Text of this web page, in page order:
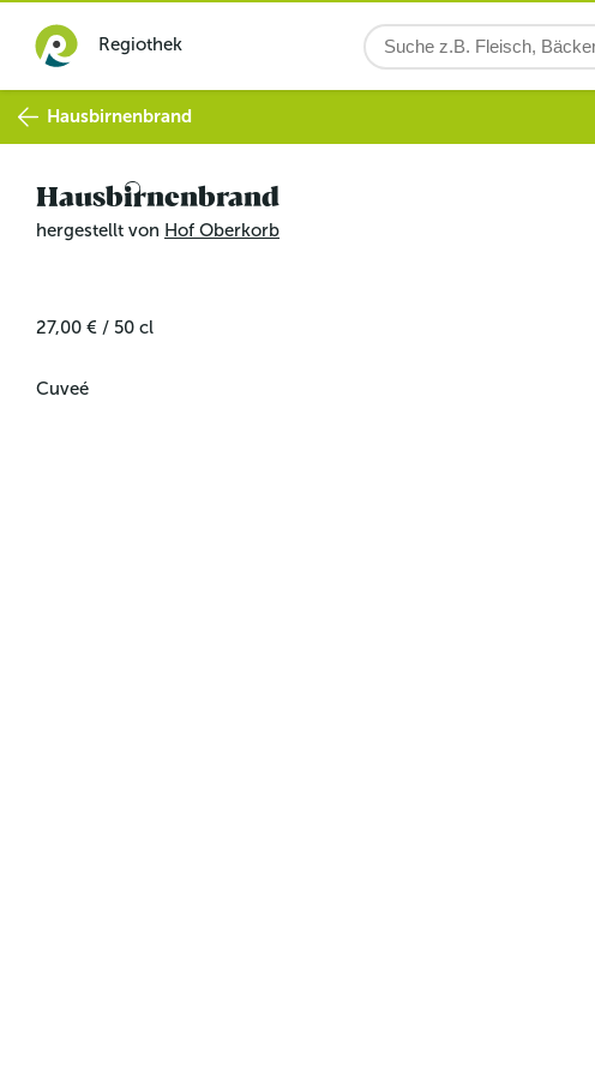
Regiothek
Hausbirnenbrand
Hausbirnenbrand
hergestellt von Hof Oberkorb
27,00 € / 50 cl
Cuveé